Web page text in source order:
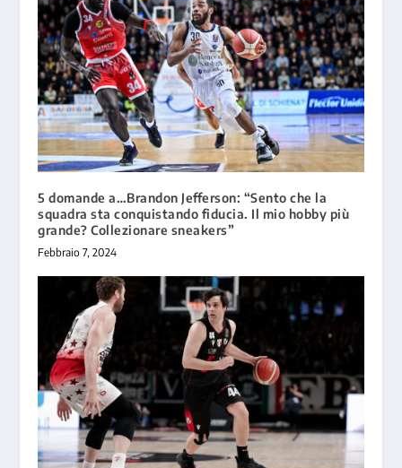
5 domande a…Brandon Jefferson: “Sento che la
squadra sta conquistando fiducia. Il mio hobby più
grande? Collezionare sneakers”
Febbraio 7, 2024